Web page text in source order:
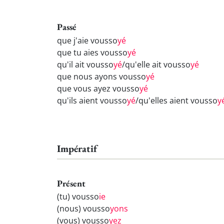
Passé
que j'aie voussoyé
que tu aies voussoyé
qu'il ait voussoyé/qu'elle ait voussoyé
que nous ayons voussoyé
que vous ayez voussoyé
qu'ils aient voussoyé/qu'elles aient vousso
Impératif
Présent
(tu) voussoie
(nous) voussoyons
(vous) voussoyez